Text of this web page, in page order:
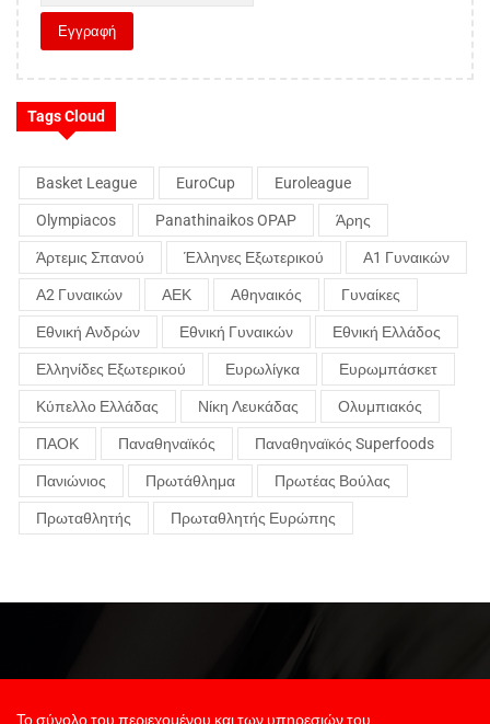
Tags Cloud
Basket League EuroCup Euroleague
Olympiacos Panathinaikos OPAP Άρης
Άρτεμις Σπανού Έλληνες Εξωτερικού Α1 Γυναικών
Α2 Γυναικών ΑΕΚ Αθηναικός Γυναίκες
Εθνική Ανδρών Εθνική Γυναικών Εθνική Ελλάδος
Ελληνίδες Εξωτερικού Ευρωλίγκα Ευρωμπάσκετ
Κύπελλο Ελλάδας Νίκη Λευκάδας Ολυμπιακός
ΠΑΟΚ Παναθηναϊκός Παναθηναϊκός Superfoods
Πανιώνιος Πρωτάθλημα Πρωτέας Βούλας
Πρωταθλητής Πρωταθλητής Ευρώπης
Το σύνολο του περιεχομένου και των υπηρεσιών του